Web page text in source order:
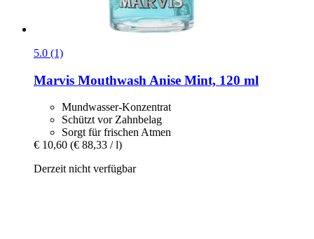
5.0 (1)
Marvis Mouthwash Anise Mint, 120 ml
Mundwasser-Konzentrat
Schützt vor Zahnbelag
Sorgt für frischen Atmen
€ 10,60 (€ 88,33 / l)
Derzeit nicht verfügbar